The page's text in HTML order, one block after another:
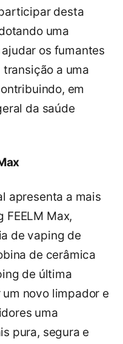
desta
uma
os fumantes
a uma
em
da saúde
apresenta a mais
Max,
de vaping de
de cerâmica
de última
novo limpador e
uma
pura, segura e